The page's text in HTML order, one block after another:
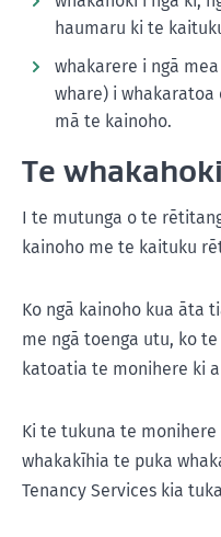
haumaru ki te
whakarere i ngā
whare) i
mā te kainoho.
Te
I te mutunga o te
kainoho me te kaituku
Ko ngā kainoho kua āta
me ngā toenga utu, ko
katoatia te monihere ki
Ki te tukuna te monihere
whakakīhia te puka
Tenancy Services kia